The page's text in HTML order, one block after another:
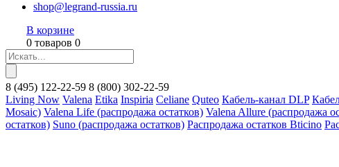
shop@legrand-russia.ru
В корзине
0 товаров 0
8 (495) 122-22-59 8 (800) 302-22-59
Living Now Valena Etika Inspiria Celiane Quteo Кабель-канал DLP
Mosaic) Valena Life (распродажа остатков) Valena Allure (распродажа
остатков) Suno (распродажа остатков) Распродажа остатков Bticino